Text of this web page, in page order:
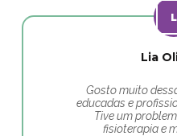
Lia
Gosto muito
educadas e
Tive um
fisioterapia e